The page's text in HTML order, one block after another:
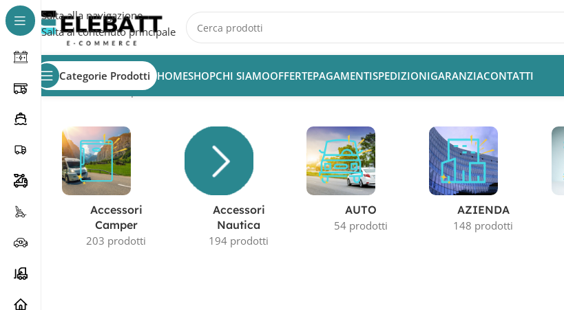
Salta alla navigazione
Salta al contenuto principale
Categorie Prodotti HOMESHOPCHI SIAMOOFFERTEPAGAMENTISPEDIZIONIGARANZIACONTATTI
Home/Prodotto Capacità in AH
Accessori
Camper
203 prodotti
Accessori
Nautica
194 prodotti
AUTO
54 prodotti
AZIENDA
148 prodotti